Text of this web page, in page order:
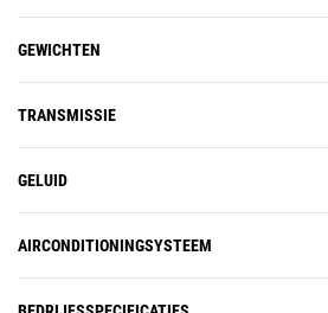
GEWICHTEN
TRANSMISSIE
GELUID
AIRCONDITIONINGSYSTEEM